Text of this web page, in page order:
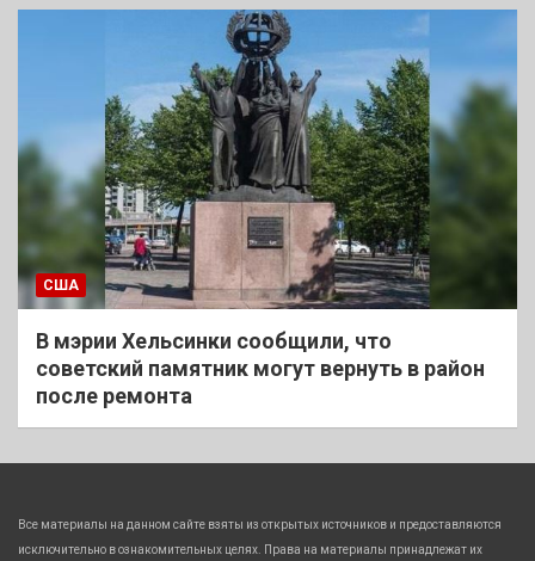
США
В мэрии Хельсинки сообщили, что
советский памятник могут вернуть в район
после ремонта
Все материалы на данном сайте взяты из открытых источников и предоставляются
исключительно в ознакомительных целях. Права на материалы принадлежат их